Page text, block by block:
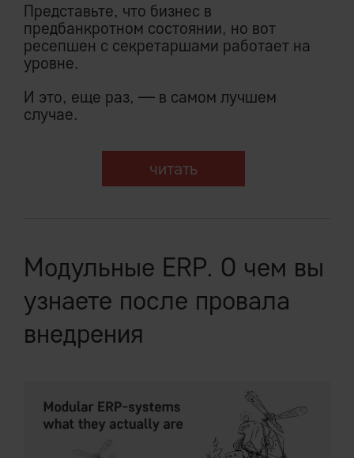
Представьте, что бизнес в
предбанкротном состоянии, но вот
ресепшен с секретаршами работает на
уровне.
И это, еще раз, — в самом лучшем
случае.
читать
Модульные ERP. О чем вы
узнаете после провала
внедрения